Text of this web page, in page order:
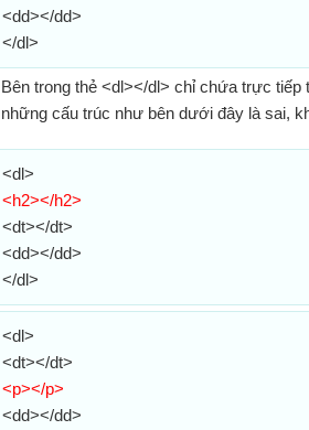
<dd></dd>
</dl>
Bên trong thẻ <dl></dl> chỉ chứa trực
những cấu trúc như bên dưới đây là sai,
<dl>
<h2></h2>
<dt></dt>
<dd></dd>
</dl>
<dl>
<dt></dt>
<p></p>
<dd></dd>